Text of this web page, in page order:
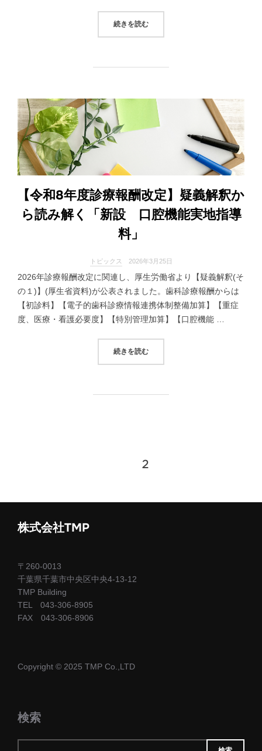
続きを読む“経過措置医薬品の期限終了に関す
【令和8年度診療報酬改定】疑義解釈か
ら読み解く「新設 口腔機能実地指導
料」
トピックス 2026年3月25日
2026年診療報酬改定に関連し、厚生労働省より【疑義解釈(そ
の１)】(厚生省資料)が公表されました。歯科診療報酬からは
【初診料】【電子的歯科診療情報連携体制整備加算】【重症
度、医療・看護必要度】【特別管理加算】【口腔機能 …
続きを読む“【令和8年度診療報酬改定】疑義
ペ
ー
ジ
送
2
株式会社TMP
〒260-0013
千葉県千葉市中央区中央4-13-12
TMP Building
TEL 043-306-8905
FAX 043-306-8906
Copyright © 2025 TMP Co.,LTD
検索